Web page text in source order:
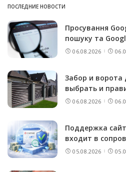
ПОСЛЕДНИЕ НОВОСТИ
Просування
пошуку та
06.08.2026
Забор и ворота
выбрать и
06.08.2026
Поддержка
входит в
05.08.2026